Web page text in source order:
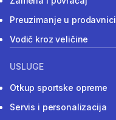
Preuzimanje u prodavnici
Vodič kroz veličine
USLUGE
Otkup sportske opreme
Servis i personalizacija